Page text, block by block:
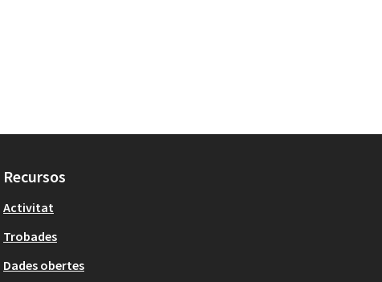
Recursos
Activitat
Trobades
Dades obertes